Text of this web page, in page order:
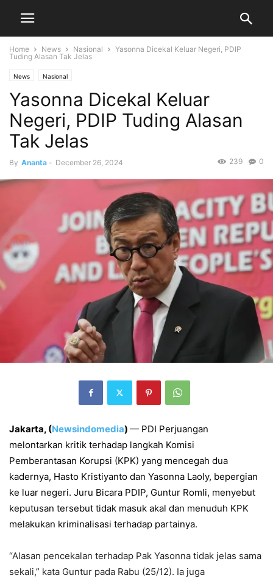
Home News Nasional
Yasonna Dicekal Keluar Negeri, PDIP
Tuding Alasan Tak Jelas
News Nasional
Yasonna Dicekal Keluar
Negeri, PDIP Tuding Alasan
Tak Jelas
By Ananta - December 26, 2024 0
239
Jakarta, (Newsindomedia) — PDI Perjuangan
melontarkan kritik terhadap langkah Komisi
Pemberantasan Korupsi (KPK) yang mencegah dua
kadernya, Hasto Kristiyanto dan Yasonna Laoly, bepergian
ke luar negeri. Juru Bicara PDIP, Guntur Romli, menyebut
keputusan tersebut tidak masuk akal dan menuduh KPK
melakukan kriminalisasi terhadap partainya.
“Alasan pencekalan terhadap Pak Yasonna tidak jelas sama
sekali,” kata Guntur pada Rabu (25/12). Ia juga